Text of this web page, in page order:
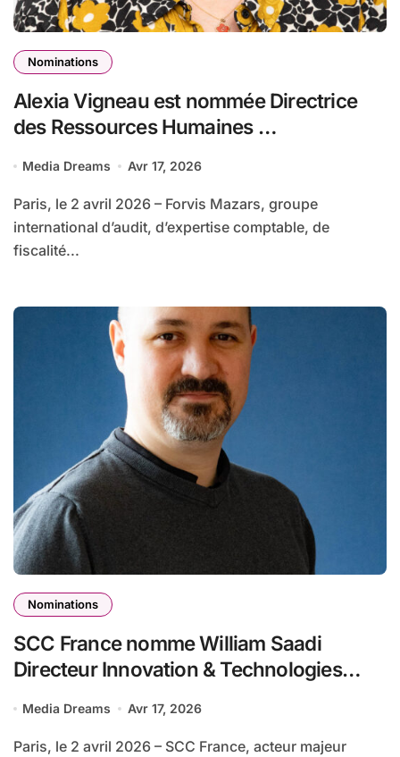
Nominations
Alexia Vigneau est nommée Directrice
des Ressources Humaines
Media Dreams Avr 17, 2026
Paris, le 2 avril 2026 – Forvis Mazars, groupe
international d’audit, d’expertise comptable, de
fiscalité...
Nominations
SCC France nomme William Saadi
Directeur Innovation & Technologies
Media Dreams Avr 17, 2026
Paris, le 2 avril 2026 – SCC France, acteur majeur